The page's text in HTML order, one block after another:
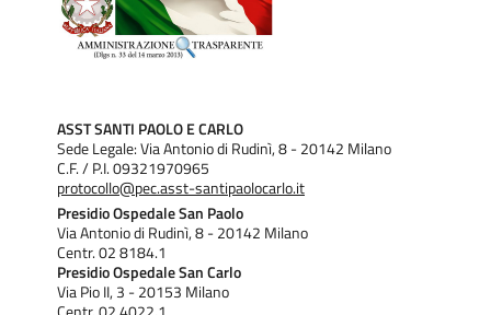
ASST SANTI PAOLO E CARLO
Sede Legale: Via Antonio di Rudinì, 8 - 20142 Milano
C.F. / P.I. 09321970965
protocollo@pec.asst-santipaolocarlo.it
Presidio Ospedale San Paolo
Via Antonio di Rudinì, 8 - 20142 Milano
Centr. 02 8184.1
Presidio Ospedale San Carlo
Via Pio II, 3 - 20153 Milano